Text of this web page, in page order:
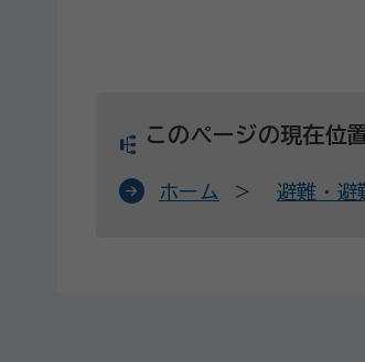
このページの現在位
ホーム 避難・避